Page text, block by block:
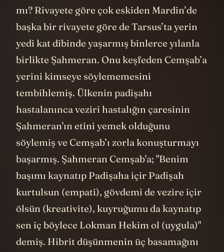
mı? Rivayete göre çok eskiden Mardin’de
başka bir rivayete göre de Tarsus’ta yerin
yedi kat dibinde yaşarmış binlerce yılanla
birlikte Şahmeran. Onu keşfeden Cemşab’a
yerini kimseye söylememesini
tembihlemiş. Ülkenin padişahı
hastalanınca veziri hastalığın çaresinin
Şahmeran'ın etini yemek olduğunu
söylemiş ve Cemşab’ı zorla konuşturmayı
başarmış. Şahmeran Cemşab'a; "Benim
başımı kaynatıp Padişaha içir Padişah
kurtulsun (empati), gövdemi de vezire içir
ölsün (kreativite), kuyruğumu da kaynatıp
sen iç böylece Lokman Hekim ol (uygula)"
demiş. Hibrit düşünmenin üç basamağını